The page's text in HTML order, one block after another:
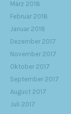
März 2018
Februar 2018
Januar 2018
Dezember 2017
November 2017
Oktober 2017
September 2017
August 2017
Juli 2017